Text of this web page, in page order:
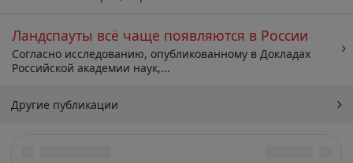
Ландспауты всё чаще появляются в России
Согласно исследованию, опубликованному в Докладах
Российской академии наук,...
Другие публикации